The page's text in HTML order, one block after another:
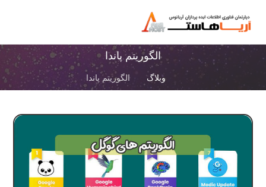
الگوریتم پاندا
وبلاگ الگوریتم پاندا